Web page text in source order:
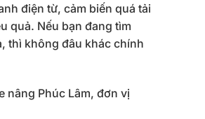
điện từ, cảm biến quá tải
quả. Nếu bạn đang tìm
thì không đâu khác chính
nâng Phúc Lâm, đơn vị